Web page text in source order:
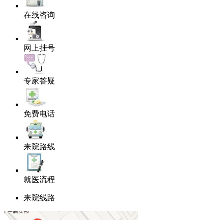
在线咨询
网上挂号
专家答疑
免费电话
来院路线
就医流程
来院线路